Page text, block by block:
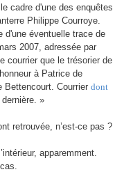
cadre d'une des enquêtes
Philippe Courroye.
d'une éventuelle trace de
2007, adressée par
courrier que le trésorier de
à Patrice de
Bettencourt. Courrier dont
dernière. »
retrouvée, n’est-ce pas ?
apparemment.